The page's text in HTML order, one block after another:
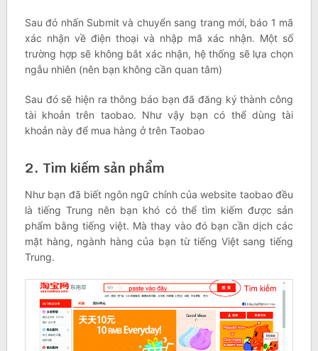
Sau đó nhấn Submit và chuyển sang trang mới, báo 1 mã
xác nhận về điện thoại và nhập mã xác nhận. Một số
trường hợp sẽ không bắt xác nhận, hệ thống sẽ lựa chọn
ngẫu nhiên (nên bạn không cần quan tâm)
Sau đó sẽ hiện ra thông báo bạn đã đăng ký thành công
tài khoản trên taobao. Như vậy bạn có thể dùng tài
khoản này để mua hàng ở trên Taobao
2. Tìm kiếm sản phẩm
Như bạn đã biết ngôn ngữ chính của website taobao đều
là tiếng Trung nên bạn khó có thể tìm kiếm được sản
phẩm bằng tiếng việt. Mà thay vào đó bạn cần dịch các
mặt hàng, ngành hàng của bạn từ tiếng Việt sang tiếng
Trung.